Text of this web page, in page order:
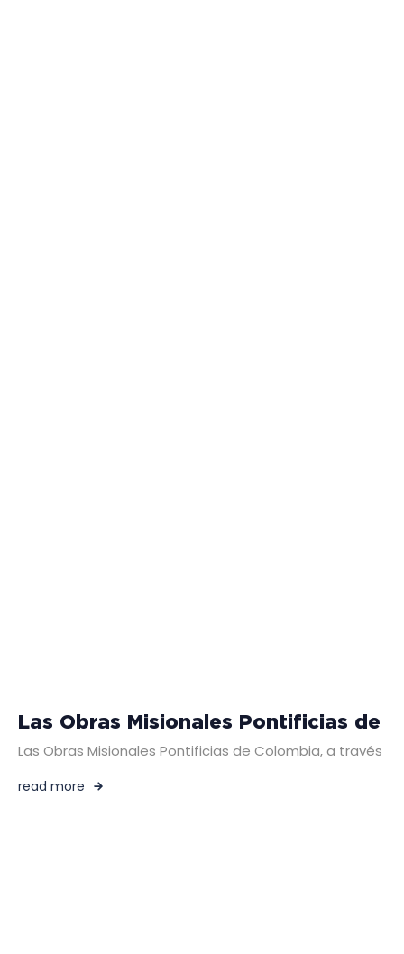
Las Obras Misionales Pontificias de
Las Obras Misionales Pontificias de Colombia, a través
read more